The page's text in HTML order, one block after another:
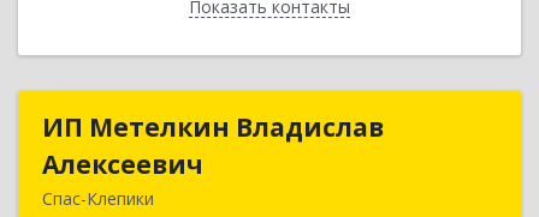
Показать контакты
Назад
ИП Метелкин Владислав
Алексеевич
Спас-Клепики
ИП Метелкин Владислав